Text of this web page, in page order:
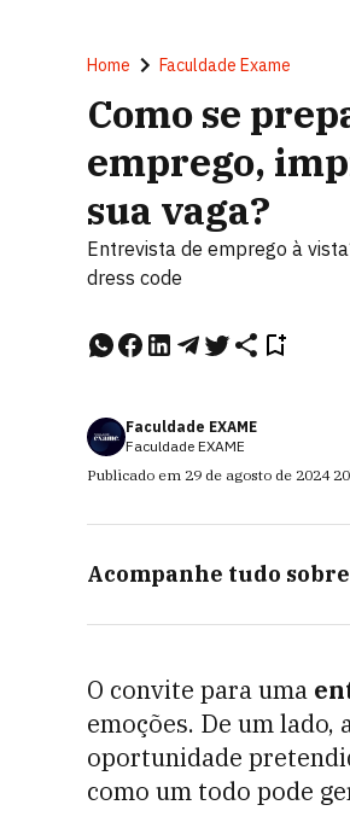
Home Faculdade Exame
Como se
emprego,
sua vaga?
Entrevista de emprego à
dress code
Faculdade EXAME
Faculdade EXAME
Publicado em 29 de agosto de 2024
Acompanhe tudo sobre
O convite para uma
emoções. De um lado,
oportunidade
como um todo pode